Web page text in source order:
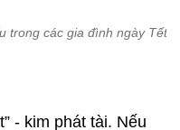
trong các gia đình ngày Tết.
- kim phát tài. Nếu